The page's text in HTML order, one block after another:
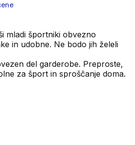
ocene
mladi športniki obvezno
in udobne. Ne bodo jih želeli
del garderobe. Preproste,
za šport in sproščanje doma.